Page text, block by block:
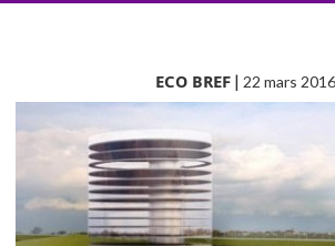
ECO BREF | 22 mars 2016